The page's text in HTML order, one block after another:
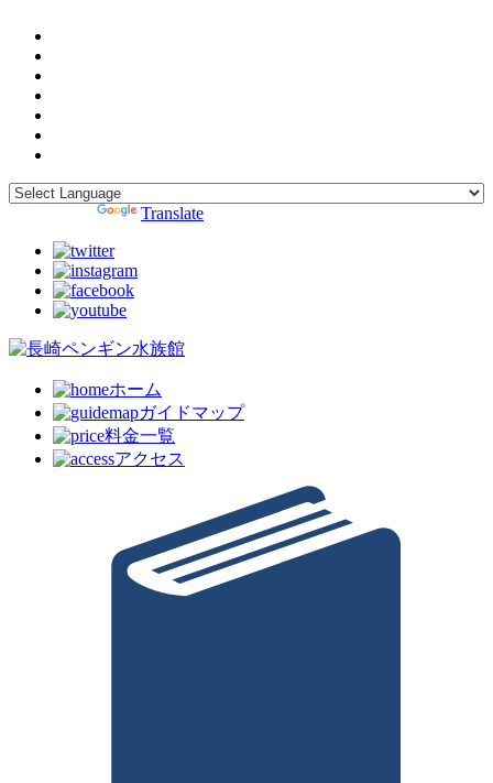
Translate
ホーム
ガイドマップ
料金一覧
アクセス